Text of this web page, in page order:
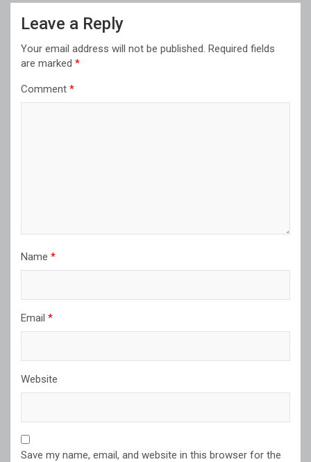
Leave a Reply
Your email address will not be published. Required fields
are marked *
Comment *
Name *
Email *
Website
Save my name, email, and website in this browser for the